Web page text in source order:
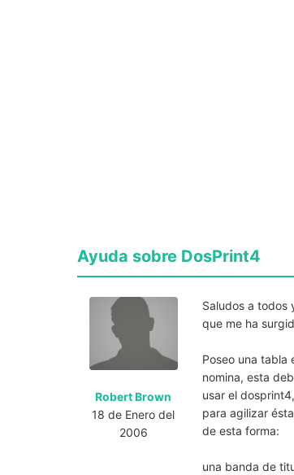
Ayuda sobre DosPrint4
Robert Brown
18 de Enero del
2006
Saludos a todos
que me ha
Poseo una tabla
nomina, esta
usar el
para agilizar
de esta forma:
una banda de